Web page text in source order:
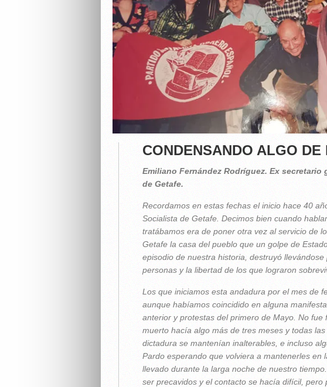
CONDENSANDO ALGO DE
Emiliano Fernández Rodríguez. Ex
de Getafe.
Recordamos en estas fechas el inicio hace 40
Socialista de Getafe. Decimos bien cuando
tratábamos era de poner otra vez al servicio de
Getafe la casa del pueblo que un golpe de
episodio de nuestra historia, destruyó
personas y la libertad de los que lograron
Los que iniciamos esta andadura por el mes de
aunque habíamos coincidido en alguna
anterior y protestas del primero de Mayo. No fue
muerto hacía algo más de tres meses y todas
dictadura se mantenían inalterables, e incluso
Pardo esperando que volviera a mantenerles en
llevado durante la larga noche de nuestro
ser precavidos y el contacto se hacía difícil,